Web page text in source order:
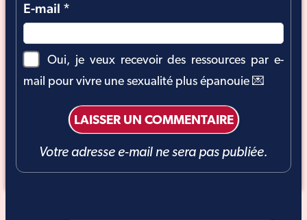
Votre adresse e-mail ne sera pas publiée.
Oui, je veux recevoir des ressources par e-
mail pour vivre une sexualité plus épanouie 💌
E-mail *